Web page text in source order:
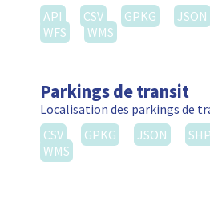
API
CSV GPKG JSON
WFS
WMS
Parkings de transit
Localisation des parkings de
CSV
GPKG JSON SHP
WMS